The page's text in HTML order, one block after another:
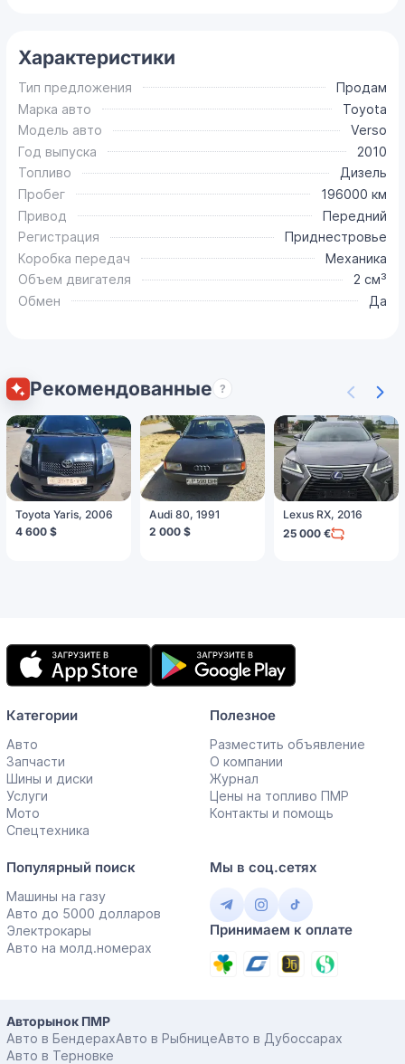
Характеристики
Тип предложения
Продам
Марка авто
Toyota
Модель авто
Verso
Год выпуска
2010
Топливо
Дизель
Пробег
196000 км
Привод
Передний
Регистрация
Приднестровье
Коробка передач
Механика
Объем двигателя
2 см³
Обмен
Да
Рекомендованные ?
Toyota Yaris, 2006
4 600 $
Audi 80, 1991
2 000 $
Lexus RX, 2016
25 000 €
Мобильное
приложение
Категории
Авто
Запчасти
Шины и диски
Услуги
Мото
Спецтехника
Полезное
Разместить объявление
О компании
Журнал
Цены на топливо ПМР
Контакты и помощь
Популярный поиск
Машины на газу
Авто до 5000 долларов
Электрокары
Авто на молд.номерах
Мы в соц.сетях
Принимаем к оплате
Авторынок ПМР
Авто в БендерахАвто в РыбницеАвто в Дубоссарах
Авто в Терновке